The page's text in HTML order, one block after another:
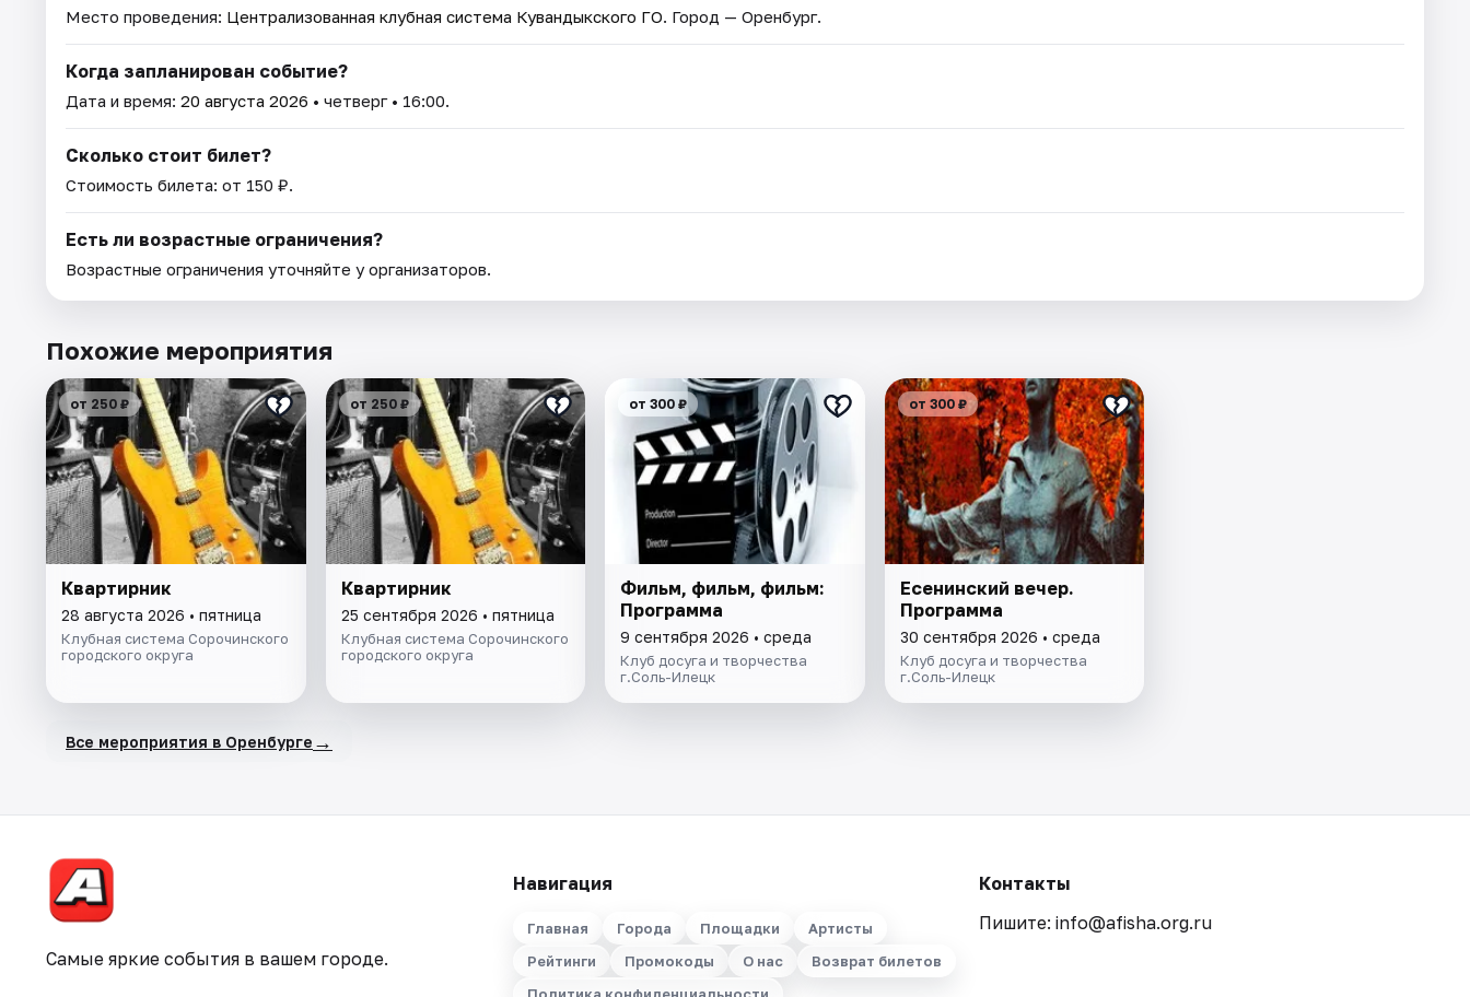
Место проведения: Централизованная клубная система Кувандыкского ГО. Город — Оренбург.
Когда запланирован событие?
Дата и время: 20 августа 2026 • четверг • 16:00.
Сколько стоит билет?
Стоимость билета: от 150 ₽.
Есть ли возрастные ограничения?
Возрастные ограничения уточняйте у организаторов.
Похожие мероприятия
от 250 ₽
Квартирник
28 августа 2026 • пятница
Клубная система Сорочинского
городского округа
от 250 ₽
Квартирник
25 сентября 2026 • пятница
Клубная система Сорочинского
городского округа
от 300 ₽
Фильм, фильм, фильм:
Программа
9 сентября 2026 • среда
Клуб досуга и творчества
г.Соль-Илецк
от 300 ₽
Есенинский вечер.
Программа
30 сентября 2026 • среда
Клуб досуга и творчества
г.Соль-Илецк
Все мероприятия в Оренбурге →
Самые яркие события в вашем городе.
Навигация
Главная Города Площадки
Артисты
Рейтинги
Промокоды О нас
Возврат билетов
Контакты
Пишите: info@afisha.org.ru